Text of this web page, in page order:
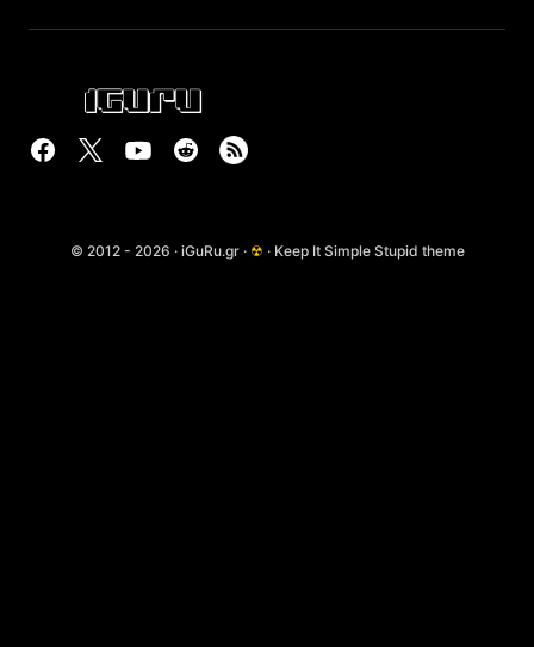
© 2012 - 2026 · iGuRu.gr · ☢ · Keep It Simple Stupid theme